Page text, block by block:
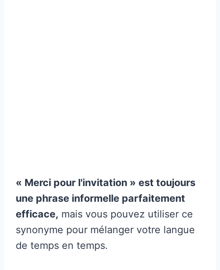
« Merci pour l'invitation » est toujours
une phrase informelle parfaitement
efficace, mais vous pouvez utiliser ce
synonyme pour mélanger votre langue
de temps en temps.